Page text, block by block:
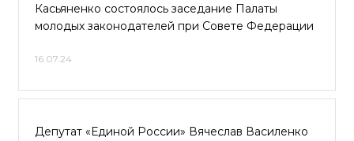
Касьяненко состоялось заседание Палаты
молодых законодателей при Совете Федерации
16.07.24
Депутат «Единой России» Вячеслав Василенко